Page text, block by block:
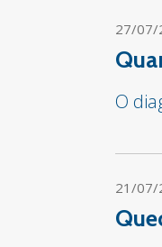
27/07/
O
21/07/